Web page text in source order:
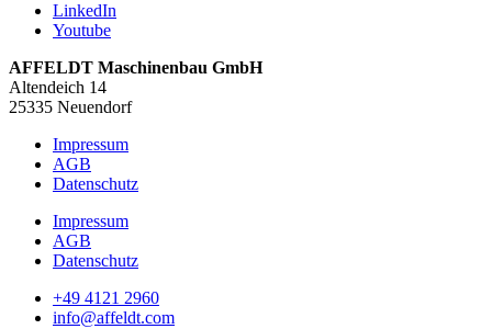
LinkedIn
Youtube
AFFELDT Maschinenbau GmbH
Altendeich 14
25335 Neuendorf
Impressum
AGB
Datenschutz
Impressum
AGB
Datenschutz
+49 4121 2960
info@affeldt.com